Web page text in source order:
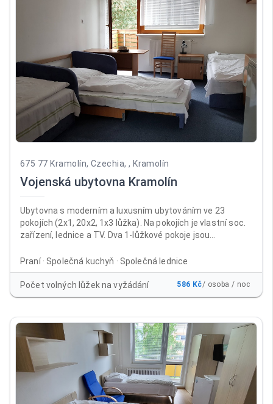
675 77 Kramolín, Czechia, , Kramolín
Vojenská ubytovna Kramolín
Ubytovna s moderním a luxusním ubytováním ve 23
pokojích (2x1, 20x2, 1x3 lůžka). Na pokojích je vlastní soc.
zařízení, lednice a TV. Dva 1-lůžkové pokoje jsou
oslavy, školení i dovolené. V ubytovně je non-stop recepce,
úschovna kol, prádelna, společná kuchyň, společenské
místnosti (kulečník, LCD TV). Venkovní altán vhodný na
grilování a zahradní párty. Ubytovna je v provozu po celý rok.
Praní · Společná kuchyň · Společná lednice
Počet volných lůžek na vyžádání 586 Kč/ osoba / noc